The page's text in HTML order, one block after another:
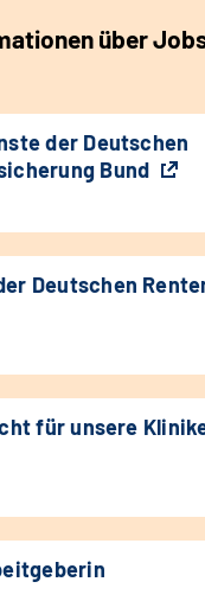
über
der Deutschen
Bund
Deutschen
für unsere